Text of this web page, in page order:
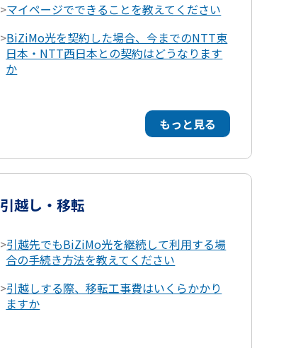
>マイページでできることを教えてください
>BiZiMo光を契約した場合、今までのNTT東
日本・NTT西日本との契約はどうなります
か
もっと見る
引越し・移転
>引越先でもBiZiMo光を継続して利用する場
合の手続き方法を教えてください
>引越しする際、移転工事費はいくらかかり
ますか